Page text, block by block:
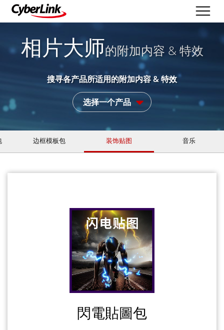
相片大师的附加内容 & 特效
搜寻各产品所适用的附加内容 & 特效
选择一个产品
边框模板包 装饰贴图 音乐
閃電貼圖包